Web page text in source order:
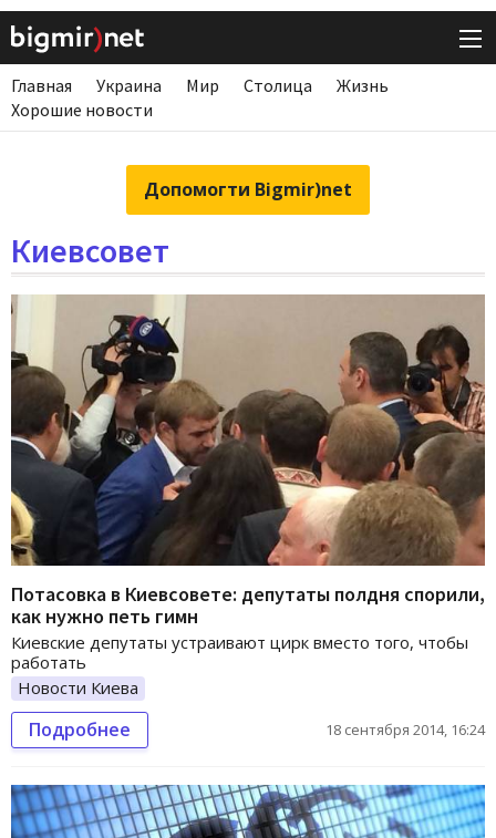
Главная Украина Мир Столица
Жизнь
Хорошие новости
Допомогти Bigmir)net
Киевсовет
Потасовка в Киевсовете: депутаты полдня спорили,
как нужно петь гимн
Киевские депутаты устраивают цирк вместо того, чтобы
работать
Новости Киева
Подробнее 18 сентября 2014, 16:24